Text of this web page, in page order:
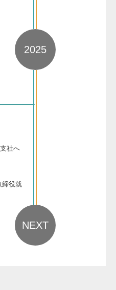
2025
社へ
締役就
NEXT